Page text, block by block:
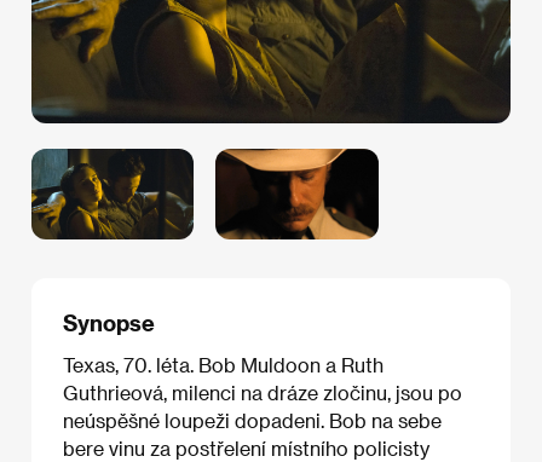
Synopse
Texas, 70. léta. Bob Muldoon a Ruth
Guthrieová, milenci na dráze zločinu, jsou po
neúspěšné loupeži dopadeni. Bob na sebe
bere vinu za postřelení místního policisty